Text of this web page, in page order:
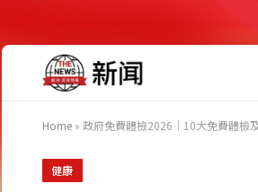
Home » 政府免費體檢2026｜10大免費體檢
健康